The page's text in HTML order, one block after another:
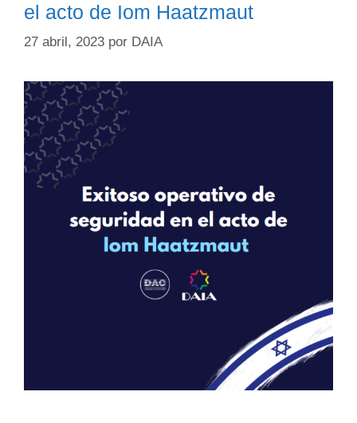
el acto de Iom Haatzmaut
27 abril, 2023 por DAIA